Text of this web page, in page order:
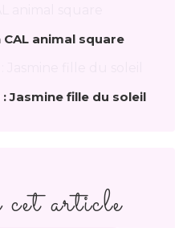
animal square
Jasmine fille du soleil
article